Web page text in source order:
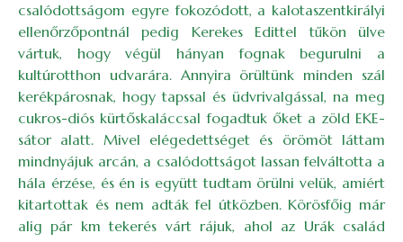
csalódottságom egyre fokozódott, a kalotaszentkirályi
ellenőrzőpontnál pedig Kerekes Edittel tűkön ülve
vártuk, hogy végül hányan fognak begurulni a
kultúrotthon udvarára. Annyira örültünk minden szál
kerékpárosnak, hogy tapssal és üdvrivalgással, na meg
cukros-diós kürtőskaláccsal fogadtuk őket a zöld EKE-
sátor alatt. Mivel elégedettséget és örömöt láttam
mindnyájuk arcán, a csalódottságot lassan felváltotta a
hála érzése, és én is együtt tudtam örülni velük, amiért
kitartottak és nem adták fel útközben. Körösfőig már
alig pár km tekerés várt rájuk, ahol az Urák család